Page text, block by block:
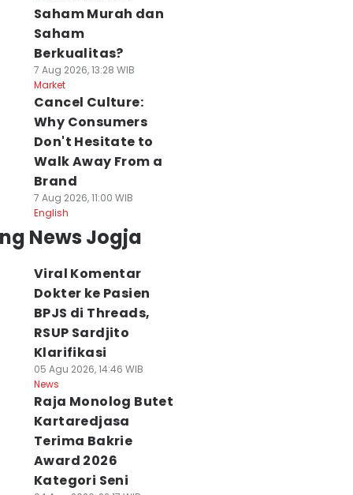
Saham Murah dan
Saham
Berkualitas?
7 Aug 2026, 13:28 WIB
Market
Cancel Culture:
Why Consumers
Don't Hesitate to
Walk Away From a
Brand
7 Aug 2026, 11:00 WIB
English
News Jogja
Viral Komentar
Dokter ke Pasien
BPJS di Threads,
RSUP Sardjito
Klarifikasi
05 Agu 2026, 14:46 WIB
News
Raja Monolog Butet
Kartaredjasa
Terima Bakrie
Award 2026
Kategori Seni